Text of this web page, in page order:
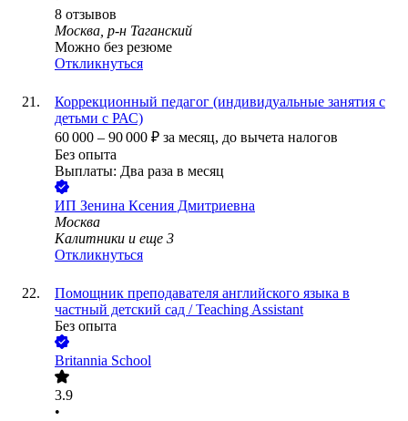
8 отзывов
Москва, р-н Таганский
Можно без резюме
Откликнуться
Коррекционный педагог (индивидуальные занятия с
детьми с РАС)
60 000 – 90 000 ₽ за месяц, до вычета налогов
Без опыта
Выплаты: Два раза в месяц
ИП Зенина Ксения Дмитриевна
Москва
Калитники и еще 3
Откликнуться
Помощник преподавателя английского языка в
частный детский сад / Teaching Assistant
Без опыта
Britannia School
3.9
•